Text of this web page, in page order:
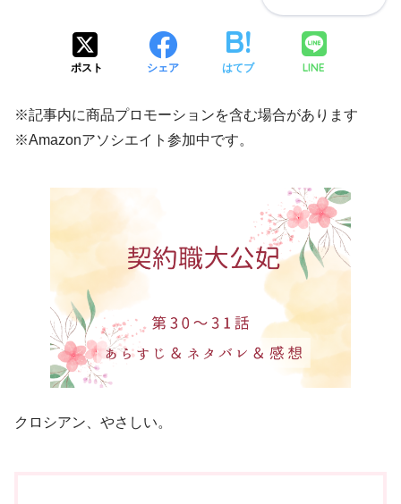
ポスト シェア はてブ LINE
※記事内に商品プロモーションを含む場合があります
※Amazonアソシエイト参加中です。
クロシアン、やさしい。